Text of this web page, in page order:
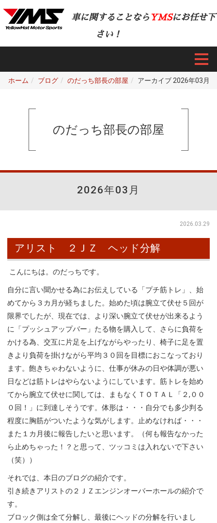
車に関することなら YMSにお任せ下
さい！
ホーム ブログ のだっち部長の部屋 アーカイブ 2026年03月
のだっち部長の部屋
2026年03月
2026.03.29
アリスト ２ＪＺ ヘッド分解
こんにちは。のだっちです。
自分に言い聞かせる為にお伝えしている「プチ筋トレ」、始
めてから３カ月が経ちました。始めた頃は腕立て伏せ５回が
限界でしたが、現在では、より深い腕立て伏せが出来るよう
に「プッシュアップバー」たる物を購入して、さらに負荷を
かける為、交互に片足を上げながらやったり、椅子に足を置
きより負荷を掛けながら平均３０回を目標におこなっており
ます。飽きちゃわないように、仕事が休みの日や体調が悪い
日などは筋トレはやらないようにしています。筋トレを始め
てから腕立て伏せに関しては、まもなくＴＯＴＡＬ「２,００
０回！」に到達しそうです。体形は・・・自分でも多少判る
程度に胸筋がついたような気がします。止めなければ・・・
また１カ月後に報告したいと思います。（何も報告なかった
ら止めちゃった！？と思って、ツッコミは入れないで下さい
（笑））
それでは、本日のブログの紹介です。
引き続きアリストの２ＪＺエンジンオーバーホールの紹介で
す。
ブロック側は全て分解し、最後にヘッドの分解を行いまし